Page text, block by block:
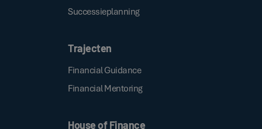
Successieplanning
Trajecten
Financial Guidance
Financial Mentoring
House of Finance